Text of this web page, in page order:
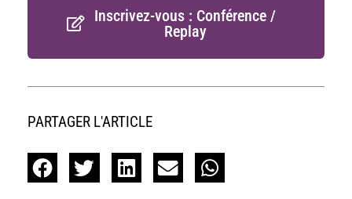
Inscrivez-vous : Conférence /
Replay
PARTAGER L'ARTICLE